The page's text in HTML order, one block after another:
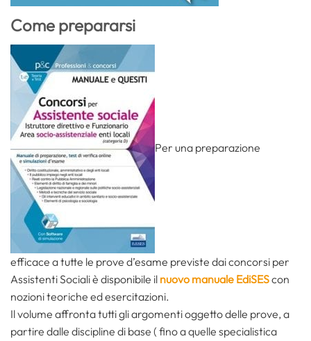
Come prepararsi
Per una preparazione
efficace a tutte le prove d’esame previste dai concorsi per
Assistenti Sociali è disponibile il nuovo manuale EdiSEScon
nozioni teoriche ed esercitazioni.
Il volume affronta tutti gli argomenti oggetto delle prove, a
partire dalle discipline di base ( fino a quelle specialistica